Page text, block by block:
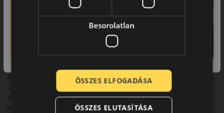
• Hosszú élettartam intenzív használat mellett is.
abroncs, amely a mindennapi vezetéshez és hosszabb
utazásokhoz egyaránt ideális. Megbízható választás azok
számára, akik biztonságos, kényelmes és tartós téli gumit
keresnek.
Besorolatlan
ÖSSZES ELFOGADÁSA
ÖSSZES ELUTASÍTÁSA